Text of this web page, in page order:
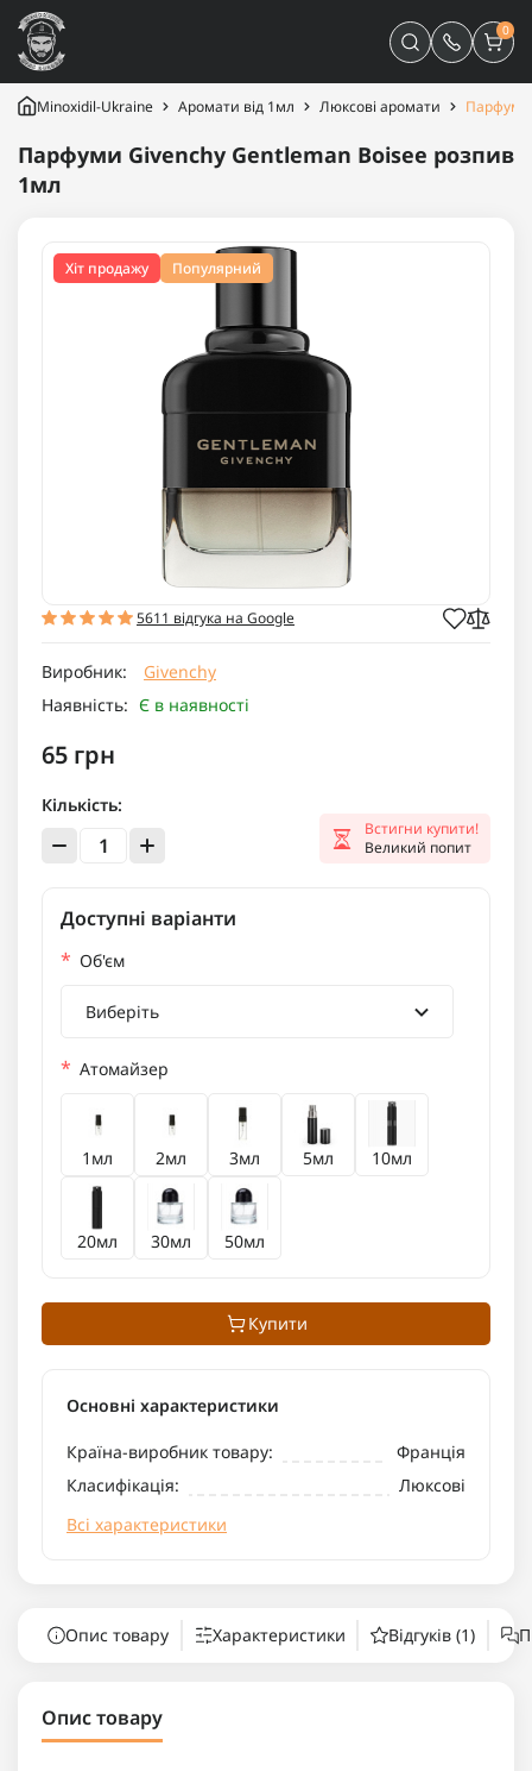
0
Minoxidil-Ukraine Аромати від 1мл Люксові аромати Парфуми
Парфуми Givenchy Gentleman Boisee розпив
1мл
Хіт продажу Популярний
5611 відгука на Google
Виробник:
Givenchy
Наявність: Є в наявності
65 грн
Кількість:
Встигни купити!
Великий попит
Доступні варіанти
* Об'єм
Виберіть
* Атомайзер
1мл 2мл 3мл 5мл 10мл
20мл 30мл 50мл
Купити
Основні характеристики
Країна-виробник товару:
Франція
Класифікація:
Люксові
Всі характеристики
Опис товару Характеристики Відгуків (1)
Опис товару